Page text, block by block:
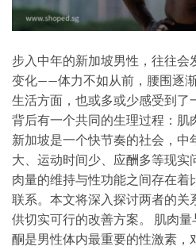
步入中年的新加坡男性，往往会
变化——体力不如从前，腰围逐
生活方面，也或多或少感受到了
背后有一个共同的生理过程：肌
新加坡是一个快节奏的社会，中
大、运动时间少、应酬多等现
肉量的维持与性功能之间存在着
联系。本文将深入探讨两者的关
供切实可行的改善方案。 肌肉
酮是男性体内最重要的性激素，